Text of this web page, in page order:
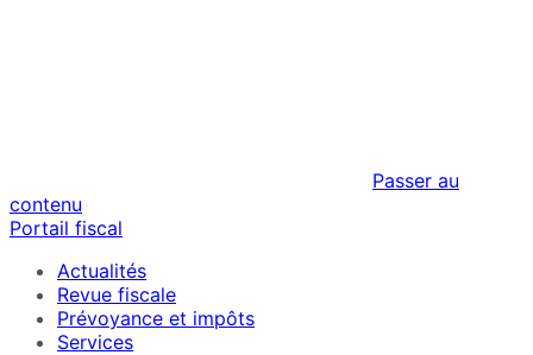
Passer au
contenu
Portail fiscal
Actualités
Revue fiscale
Prévoyance et impôts
Services